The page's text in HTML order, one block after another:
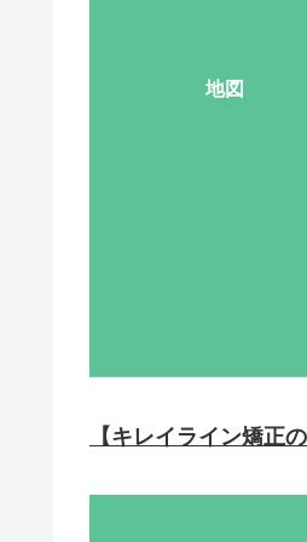
地図
【キレイライン矯正